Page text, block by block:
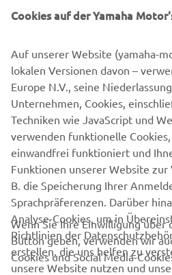
The information and/or imagery
never be used for commercial
purposes without the explicit
Motor Europe N.V. and/or
Always ride in a safe manner
UNTERNEHMEN
Cookies auf der Yamaha
Auf unserer Website (yamaha-
lokalen Versionen davon –
Europe N.V., seine
Unternehmen, Cookies,
Techniken wie JavaScript und
verwenden funktionelle
einwandfrei funktioniert und
Funktionen unserer Website
B. die Speicherung Ihrer
Sprachpräferenzen. Darüber
Analyse-Cookies, um in
Richtlinien der
erstellen, die uns helfen zu
unsere Website nutzen und
Wenn Sie Ihre Einwilligung über
Button geben, verwenden wir
Cookies und Social Media-